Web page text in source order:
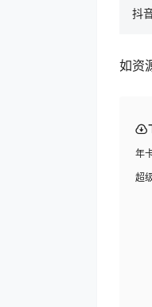
抖
如资
年
超